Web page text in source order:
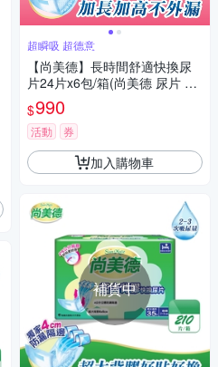
超瞬吸 超德意
【尚美德】長時間舒適快換尿
片24片x6包/箱(尚美德 尿片 夜
用)
$990
活動 券
加入購物車
補貨中